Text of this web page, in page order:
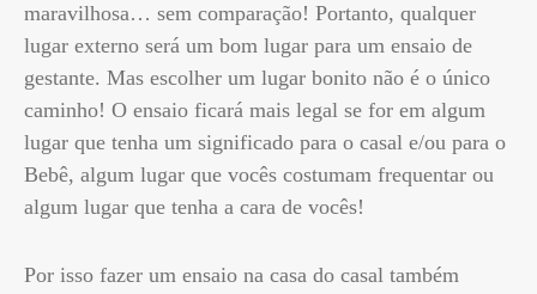
maravilhosa… sem comparação! Portanto, qualquer
lugar externo será um bom lugar para um ensaio de
gestante. Mas escolher um lugar bonito não é o único
caminho! O ensaio ficará mais legal se for em algum
lugar que tenha um significado para o casal e/ou para o
Bebê, algum lugar que vocês costumam frequentar ou
algum lugar que tenha a cara de vocês!
Por isso fazer um ensaio na casa do casal também